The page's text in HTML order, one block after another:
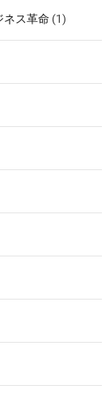
ネス革命 (1)